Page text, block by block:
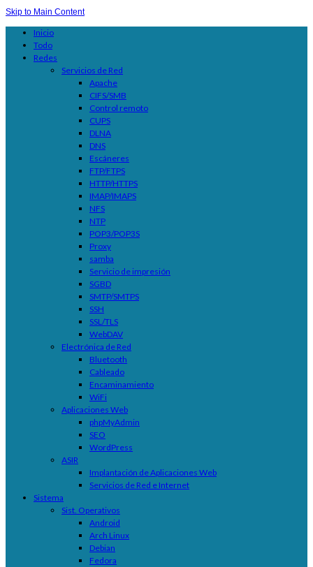
Skip to Main Content
Inicio
Todo
Redes
Servicios de Red
Apache
CIFS/SMB
Control remoto
CUPS
DLNA
DNS
Escáneres
FTP/FTPS
HTTP/HTTPS
IMAP/IMAPS
NFS
NTP
POP3/POP3S
Proxy
samba
Servicio de impresión
SGBD
SMTP/SMTPS
SSH
SSL/TLS
WebDAV
Electrónica de Red
Bluetooth
Cableado
Encaminamiento
WiFi
Aplicaciones Web
phpMyAdmin
SEO
WordPress
ASIR
Implantación de Aplicaciones Web
Servicios de Red e Internet
Sistema
Sist. Operativos
Android
Arch Linux
Debian
Fedora